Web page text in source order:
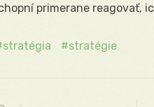
primerane reagovať,
stratégia stratégie